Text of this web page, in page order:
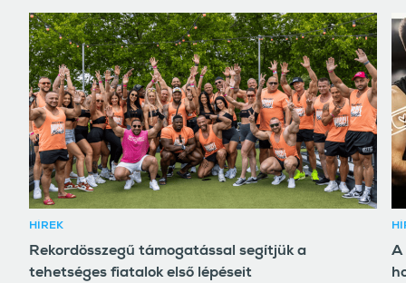
HÍREK
Rekordösszegű támogatással segítjük a
tehetséges fiatalok első lépéseit
A